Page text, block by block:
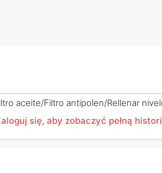
aceite/Filtro antipolen/Rellenar
się, aby zobaczyć pełną